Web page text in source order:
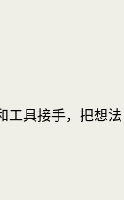
工具接手，把想法